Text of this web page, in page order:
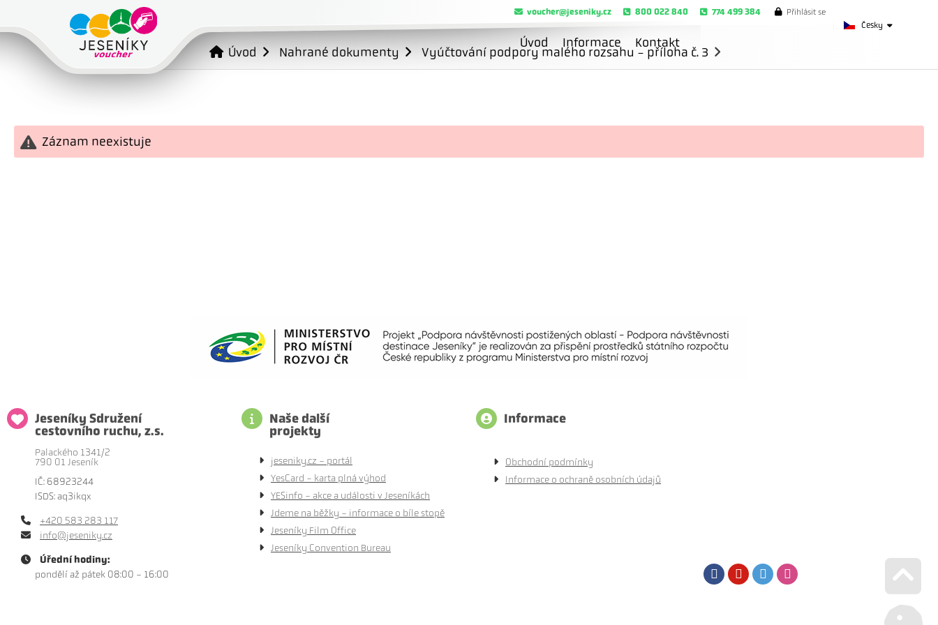
Česky
voucher@jeseniky.cz 800 022 840 774 499 384 Přihlásit se
Úvod Informace Kontakt
Úvod Nahrané dokumenty Vyúčtování podpory malého rozsahu - příloha č. 3
Záznam neexistuje
Jeseníky Sdružení
cestovního ruchu, z.s.
Palackého 1341/2
790 01 Jeseník
IČ: 68923244
ISDS: aq3ikqx
+420 583 283 117
info@jeseniky.cz
Úřední hodiny:
pondělí až pátek 08:00 - 16:00
Naše další
projekty
jeseniky.cz - portál
YesCard - karta plná výhod
YESinfo - akce a události v Jeseníkách
Jdeme na běžky - informace o bíle stopě
Jeseníky Film Office
Jeseníky Convention Bureau
Informace
Obchodní podmínky
Informace o ochraně osobních údajů
FacebookYoutubeTwitter
Go